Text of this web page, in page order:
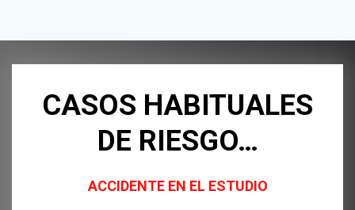
CASOS HABITUALES
DE RIESGO…
ACCIDENTE EN EL ESTUDIO